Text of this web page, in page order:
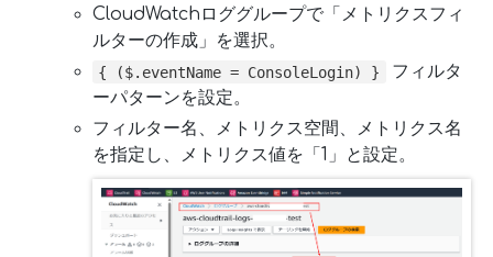
CloudWatchロググループで「メトリクスフィ
ルターの作成」を選択。
{ ($.eventName = ConsoleLogin) }
フィルタ
ーパターンを設定。
フィルター名、メトリクス空間、メトリクス名
を指定し、メトリクス値を「1」と設定。